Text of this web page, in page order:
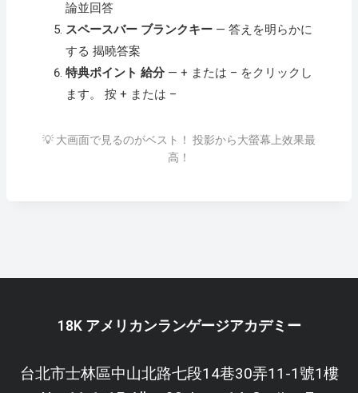
論並回答
スペースバー ブランクキー — 答えを明らかに
する 揭曉答案
特典ポイント 給分 — + または – をクリックし
ます。 按 + または –
💡 大画面で見るのがベスト！ 投影から大螢幕上效果最
高！
18K アメリカンランゲージアカデミー
台北市士林區中山北路七段14巷30弄11-1號1樓